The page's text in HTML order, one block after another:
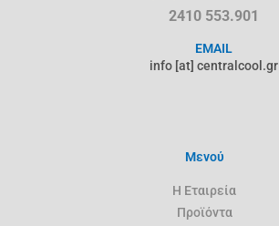
2410 553.901
EMAIL
info [at] centralcool.gr
Μενού
Η Εταιρεία
Προϊόντα